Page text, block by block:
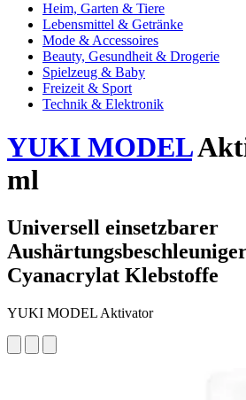
Heim, Garten & Tiere
Lebensmittel & Getränke
Mode & Accessoires
Beauty, Gesundheit & Drogerie
Spielzeug & Baby
Freizeit & Sport
Technik & Elektronik
YUKI MODEL
ml
Universell einsetzbarer
Cyanacrylat Klebstoffe
YUKI MODEL Aktivator